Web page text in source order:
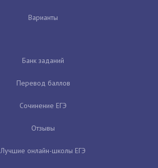
Варианты
Банк заданий
Перевод баллов
Сочинение ЕГЭ
Отзывы
Лучшие онлайн-школы ЕГЭ